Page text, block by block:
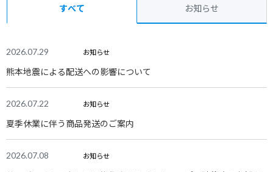
すべて お知らせ
2026.07.29 お知らせ
熊本地震による配送への影響について
2026.07.22 お知らせ
夏季休業に伴う商品発送のご案内
2026.07.08 お知らせ